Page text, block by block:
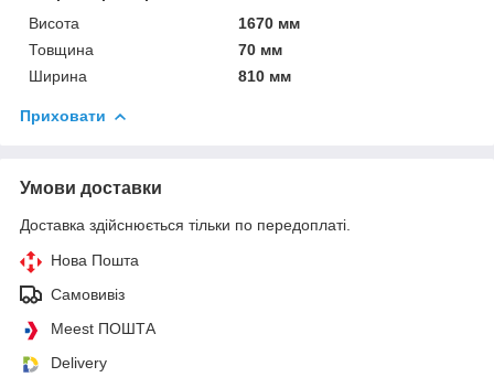
Висота
1670 мм
Товщина
70 мм
Ширина
810 мм
Приховати
Умови доставки
Доставка здійснюється тільки по передоплаті.
Нова Пошта
Самовивіз
Meest ПОШТА
Delivery